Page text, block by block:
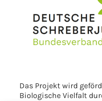
Das Projekt wird
Biologische Vielfalt